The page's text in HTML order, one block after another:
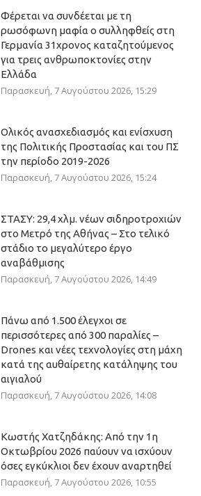
Φέρεται να συνδέεται με τη
ρωσόφωνη μαφία ο συλληφθείς στη
Γερμανία 31χρονος καταζητούμενος
για τρεις ανθρωποκτονίες στην
Ελλάδα
Παρασκευή, 7 Αυγούστου 2026, 15:29
Ολικός ανασχεδιασμός και ενίσχυση
της Πολιτικής Προστασίας και του ΠΣ
την περίοδο 2019-2026
Παρασκευή, 7 Αυγούστου 2026, 15:24
ΣΤΑΣΥ: 29,4 χλμ. νέων σιδηροτροχιών
στο Μετρό της Αθήνας – Στο τελικό
στάδιο το μεγαλύτερο έργο
αναβάθμισης
Παρασκευή, 7 Αυγούστου 2026, 14:49
Πάνω από 1.500 έλεγχοι σε
περισσότερες από 300 παραλίες –
Drones και νέες τεχνολογίες στη μάχη
κατά της αυθαίρετης κατάληψης του
αιγιαλού
Παρασκευή, 7 Αυγούστου 2026, 14:08
Κωστής Χατζηδάκης: Από την 1η
Οκτωβρίου 2026 παύουν να ισχύουν
όσες εγκύκλιοι δεν έχουν αναρτηθεί
Παρασκευή, 7 Αυγούστου 2026, 10:55